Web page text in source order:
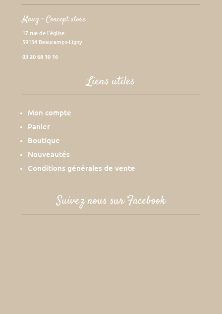
Maug – Concept store
17 rue de l’église
59134 Beaucamps-Ligny
03 20 68 10 16
Liens utiles
Mon compte
Panier
Boutique
Nouveautés
Conditions générales de vente
Suivez nous sur Facebook